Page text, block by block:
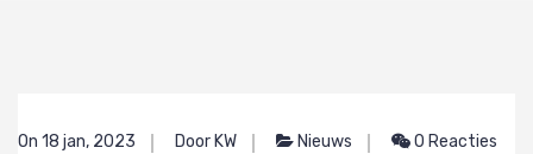
On 18 jan, 2023 Door KW Nieuws 0 Reacties